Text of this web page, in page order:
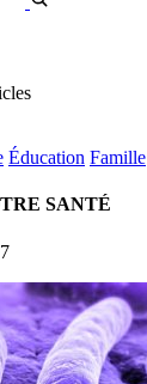
Éducation Famille
SANTÉ